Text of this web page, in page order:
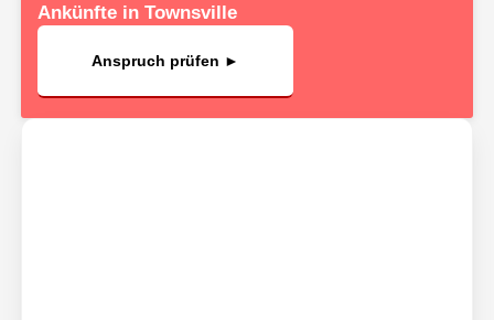
Ankünfte in Townsville
Anspruch prüfen ►